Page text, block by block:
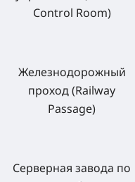
Control Room)
Железнодорожный
проход (Railway
Passage)
Серверная завода по